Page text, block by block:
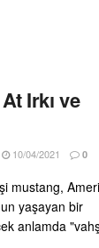
Irkı ve
10/04/2021 0
mustang,
yaşayan bir
anlamda